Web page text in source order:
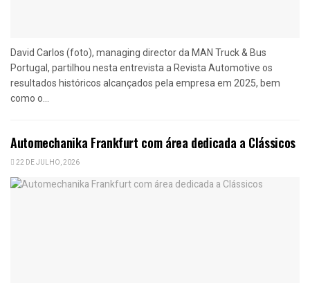
David Carlos (foto), managing director da MAN Truck & Bus
Portugal, partilhou nesta entrevista a Revista Automotive os
resultados históricos alcançados pela empresa em 2025, bem
como o...
Automechanika Frankfurt com área dedicada a Clássicos
22 DE JULHO, 2026